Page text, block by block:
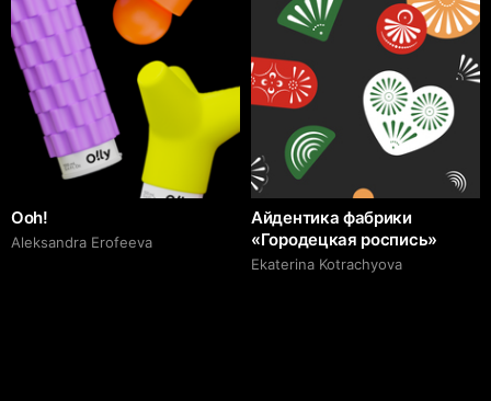
Ooh!
Aleksandra Erofeeva
Айдентика фабрики
«Городецкая роспись»
Ekaterina Kotrachyova